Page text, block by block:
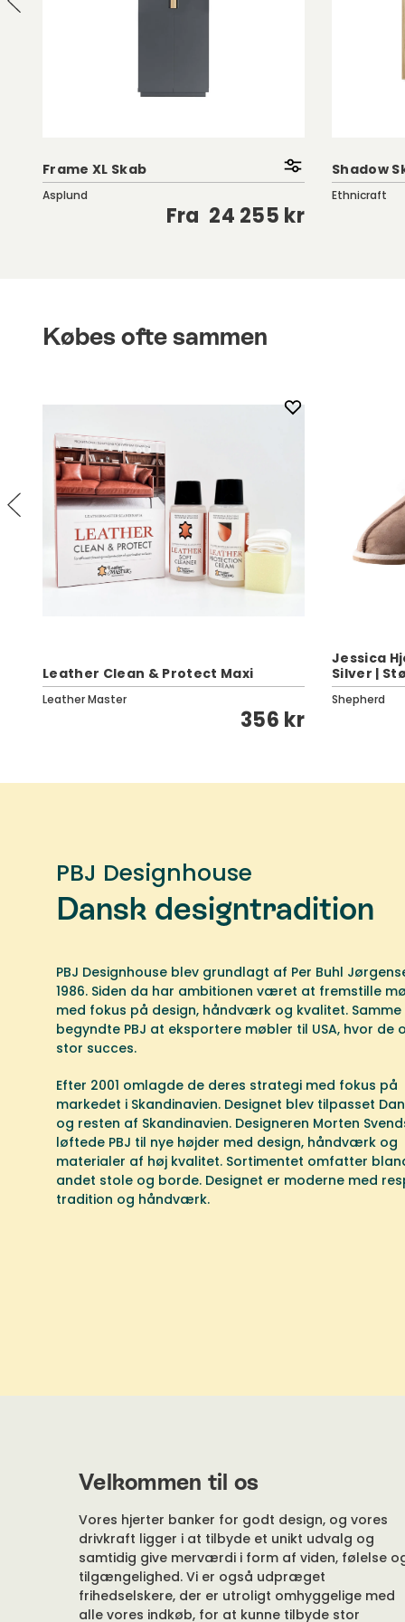
Frame XL Skab
Asplund
Fra 24 255 kr
Shadow
Ethnicraft
Købes ofte sammen
Leather Clean & Protect Maxi
Leather Master
356 kr
Jessica
Silver |
Shepherd
PBJ Designhouse
Dansk designtradition
PBJ Designhouse blev grundlagt af Per Buhl
1986. Siden da har ambitionen været at fremstille
med fokus på design, håndværk og kvalitet. Samme
begyndte PBJ at eksportere møbler til USA, hvor de
stor succes.
Efter 2001 omlagde de deres strategi med fokus på
markedet i Skandinavien. Designet blev tilpasset
og resten af Skandinavien. Designeren Morten
løftede PBJ til nye højder med design, håndværk og
materialer af høj kvalitet. Sortimentet omfatter
andet stole og borde. Designet er moderne med
tradition og håndværk.
Velkommen til os
Vores hjerter banker for godt design, og vores
drivkraft ligger i at tilbyde et unikt udvalg og
samtidig give merværdi i form af viden, følelse
tilgængelighed. Vi er også udpræget
frihedselskere, der er utroligt omhyggelige med
alle vores indkøb, for at kunne tilbyde stor